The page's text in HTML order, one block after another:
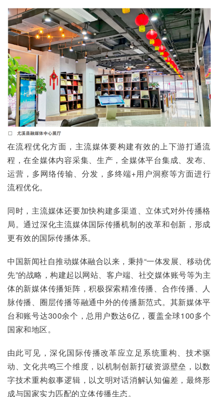
在流程优化方面，主流媒体要构建有效的上下游打通流
程，在全媒体内容采集、生产，全媒体平台集成、发布、
运营，多网络传输、分发，多终端+用户洞察等方面进行
流程优化。
同时，主流媒体还要加快构建多渠道、立体式对外传播格
局。通过深化主流媒体国际传播机制的改革和创新，形成
更有效的国际传播体系。
中国新闻社自推动媒体融合以来，秉持“一体发展、移动优
先”的战略，构建起以网站、客户端、社交媒体账号等为主
体的新媒体传播矩阵，积极探索精准传播、合作传播、人
脉传播、圈层传播等融通中外的传播新范式。其新媒体平
台和账号达300余个，总用户数达6亿，覆盖全球100多个
国家和地区。
由此可见，深化国际传播改革应立足系统重构、技术驱
动、文化共鸣三个维度，以机制创新打破资源壁垒，以数
字技术重构叙事逻辑，以文明对话消解认知偏差，最终形
成与国家实力匹配的立体传播生态。